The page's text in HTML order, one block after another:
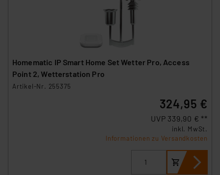
Homematic IP Smart Home Set Wetter Pro, Access
Point 2, Wetterstation Pro
Artikel-Nr. 255375
324,95 €
UVP 339,90 € **
inkl. MwSt.
Informationen zu Versandkosten